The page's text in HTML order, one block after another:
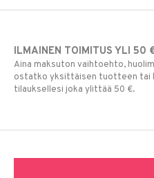
ILMAINEN TOIMITUS YLI 50
Aina maksuton vaihtoehto,
ostatko yksittäisen tuotteen tai
tilauksellesi joka ylittää 50 €.